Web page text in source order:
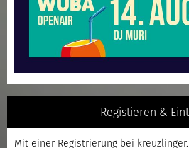
Registieren &
Mit einer Registrierung bei